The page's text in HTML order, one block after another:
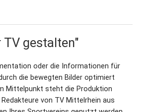
Formularegestalten"
oder die Informationen für
die bewegten Bilder optimiert
Mittelpunkt steht die Produktion
von TV Mittelrhein aus